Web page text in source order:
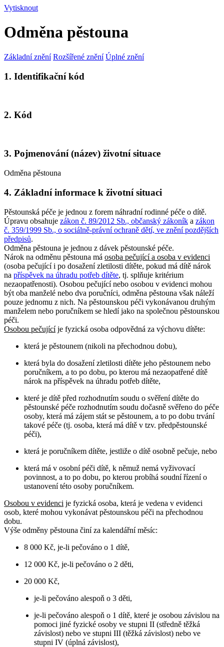
Vytisknout
Odměna pěstouna
Základní znění Rozšířené znění Úplné znění
1. Identifikační kód
2. Kód
3. Pojmenování (název) životní situace
Odměna pěstouna
4. Základní informace k životní situaci
Pěstounská péče je jednou z forem náhradní rodinné péče o dítě.
Úpravu obsahuje zákon č. 89/2012 Sb., občanský zákoník a zákon
č. 359/1999 Sb., o sociálně-právní ochraně dětí, ve znění pozdějších
předpisů.
Odměna pěstouna je jednou z dávek pěstounské péče.
Nárok na odměnu pěstouna má osoba pečující a osoba v evidenci
(osoba pečující i po dosažení zletilosti dítěte, pokud má dítě nárok
na příspěvek na úhradu potřeb dítěte, tj. splňuje kritérium
nezaopatřenosti). Osobou pečující nebo osobou v evidenci mohou
být oba manželé nebo dva poručníci, odměna pěstouna však náleží
pouze jednomu z nich. Na pěstounskou péči vykonávanou druhým
manželem nebo poručníkem se hledí jako na společnou pěstounskou
péči.
Osobou pečujícíje fyzická osoba odpovědná za výchovu dítěte:
která je pěstounem (nikoli na přechodnou dobu),
která byla do dosažení zletilosti dítěte jeho pěstounem nebo
poručníkem, a to po dobu, po kterou má nezaopatřené dítě
nárok na příspěvek na úhradu potřeb dítěte,
které je dítě před rozhodnutím soudu o svěření dítěte do
pěstounské péče rozhodnutím soudu dočasně svěřeno do péče
osoby, která má zájem stát se pěstounem, a to po dobu trvání
takové péče (tj. osoba, která má dítě v tzv. předpěstounské
péči),
která je poručníkem dítěte, jestliže o dítě osobně pečuje, nebo
která má v osobní péči dítě, k němuž nemá vyživovací
povinnost, a to po dobu, po kterou probíhá soudní řízení o
ustanovení této osoby poručníkem.
Osobou v evidenci je fyzická osoba, která je vedena v evidenci
osob, které mohou vykonávat pěstounskou péči na přechodnou
dobu.
Výše odměny pěstouna činí za kalendářní měsíc:
8 000 Kč, je-li pečováno o 1 dítě,
12 000 Kč, je-li pečováno o 2 děti,
20 000 Kč,
je-li pečováno alespoň o 3 děti,
je-li pečováno alespoň o 1 dítě, které je osobou závislou na
pomoci jiné fyzické osoby ve stupni II (středně těžká
závislost) nebo ve stupni III (těžká závislost) nebo ve
stupni IV (úplná závislost),